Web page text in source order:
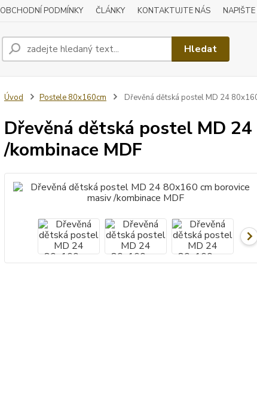
OBCHODNÍ PODMÍNKY ČLÁNKY KONTAKTUJTE NÁS
Hledat
Úvod Postele 80x160cm Dřevěná dětská postel MD 24
Dřevěná dětská postel MD
/kombinace MDF